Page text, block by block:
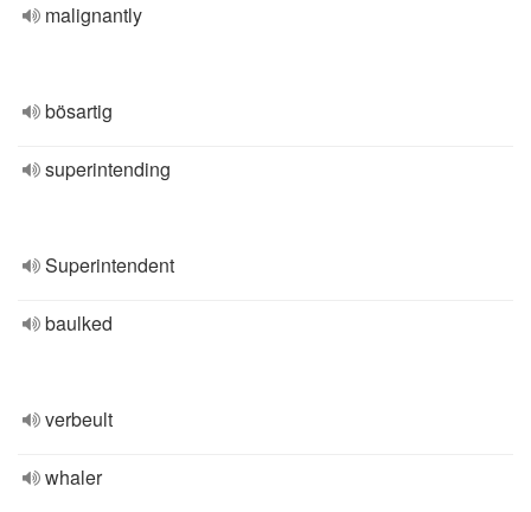
malignantly
bösartig
superintending
Superintendent
baulked
verbeult
whaler